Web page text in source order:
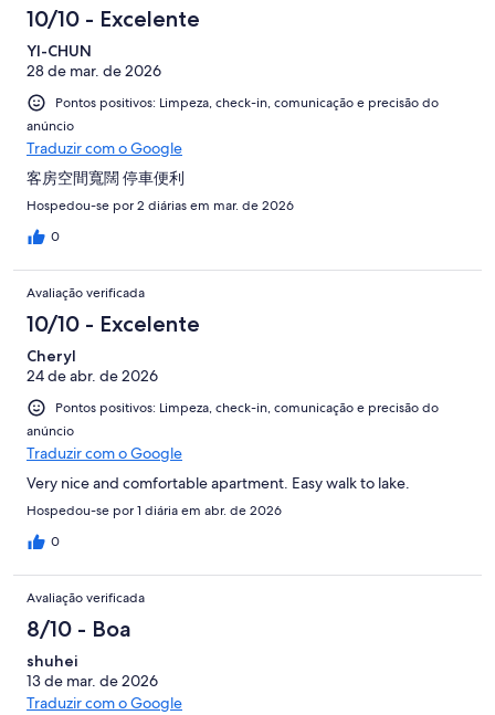
10/10 - Excelente
YI-CHUN
28 de mar. de 2026
Pontos positivos: Limpeza, check-in, comunicação e precisão do
anúncio
Traduzir com o Google
客房空間寬闊 停車便利
Hospedou-se por 2 diárias em mar. de 2026
0
Avaliação verificada
10/10 - Excelente
Cheryl
24 de abr. de 2026
Pontos positivos: Limpeza, check-in, comunicação e precisão do
anúncio
Traduzir com o Google
Very nice and comfortable apartment. Easy walk to lake.
Hospedou-se por 1 diária em abr. de 2026
0
Avaliação verificada
8/10 - Boa
shuhei
13 de mar. de 2026
Traduzir com o Google